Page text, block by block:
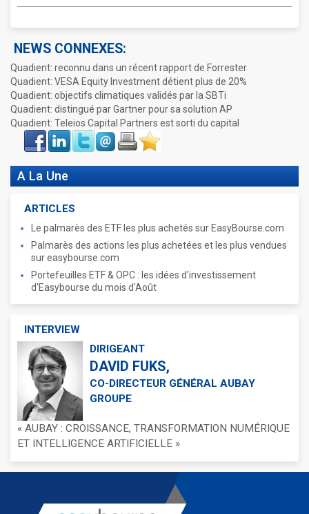
NEWS CONNEXES:
Quadient: reconnu dans un récent rapport de Forrester
Quadient: VESA Equity Investment détient plus de 20%
Quadient: objectifs climatiques validés par la SBTi
Quadient: distingué par Gartner pour sa solution AP
Quadient: Teleios Capital Partners est sorti du capital
Face
book
LinkIn Twitter Envoyer ImprimerFavoris
A La Une
ARTICLES
Le palmarès des ETF les plus achetés sur EasyBourse.com
Palmarès des actions les plus achetées et les plus vendues
sur easybourse.com
Portefeuilles ETF & OPC : les idées d'investissement
d'Easybourse du mois d'Août
INTERVIEW
DIRIGEANT
DAVID FUKS,
CO-DIRECTEUR GÉNÉRAL AUBAY
GROUPE
« AUBAY : CROISSANCE, TRANSFORMATION NUMÉRIQUE
ET INTELLIGENCE ARTIFICIELLE »